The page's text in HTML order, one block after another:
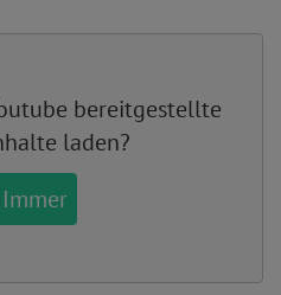
bereitgestellte
laden?
Immer